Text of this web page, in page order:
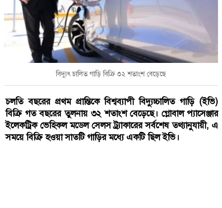
বিদ্যুৎ চালিত গাড়ি বিক্রি ৩২ শতাংশ বেড়েছে
চলতি বছরের প্রথম প্রান্তিকে বিশ্বব্যাপী বিদ্যুচ্চালিত গাড়ি (ইভি)
বিক্রি গত বছরের তুলনায় ৩২ শতাংশ বেড়েছে। গ্লোবাল প্যাসেঞ্জার
ইলেকট্রিক ভেহিকল মডেল সেলস ট্র্যাকারের সর্বশেষ তথ্যানুযায়ী, এ
সময়ে বিক্রি হওয়া সাতটি গাড়ির মধ্যে একটি ছিল ইভি।